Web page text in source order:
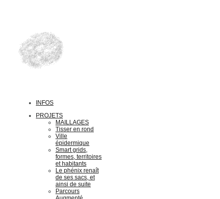
INFOS
PROJETS
MAILLAGES
Tisser en rond
Ville
épidermique
Smart grids,
formes, territoires
et habitants
Le phénix renaît
de ses sacs, et
ainsi de suite
Parcours